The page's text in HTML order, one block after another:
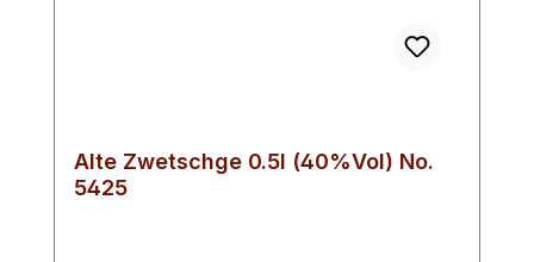
Alte Zwetschge 0.5l (40%Vol) No.
5425